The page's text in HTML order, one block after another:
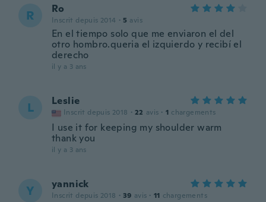
R Ro
Inscrit depuis 2014 · 5 avis
En el tiempo solo que me enviaron el del
otro hombro.queria el izquierdo y recibí el
derecho
il y a 3 ans
L Leslie
Inscrit depuis 2018 · 22 avis · 1 chargements
I use it for keeping my shoulder warm
thank you
il y a 3 ans
Y yannick
Inscrit depuis 2018 · 39 avis · 11 chargements